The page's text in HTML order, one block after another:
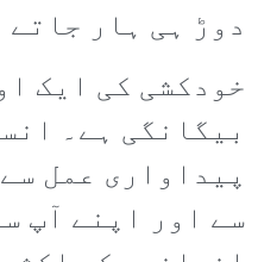
دوڑ ہی ہار جاتے
خودکشی کی ایک
بیگانگی ہے۔
پیداواری عمل
سے اور اپنے آپ